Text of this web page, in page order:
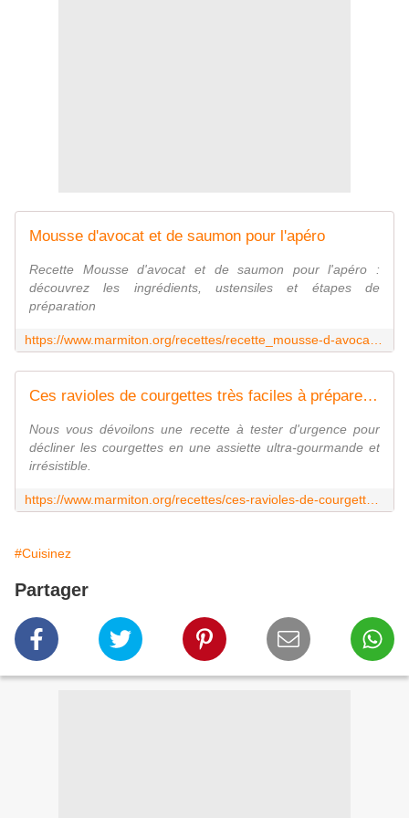
Mousse d'avocat et de saumon pour l'apéro
Recette Mousse d'avocat et de saumon pour l'apéro :
découvrez les ingrédients, ustensiles et étapes de
préparation
Ces ravioles de courgettes très faciles à préparer vont épater toute votre famille cet été !
Nous vous dévoilons une recette à tester d'urgence pour
décliner les courgettes en une assiette ultra-gourmande et
irrésistible.
#Cuisinez
Partager